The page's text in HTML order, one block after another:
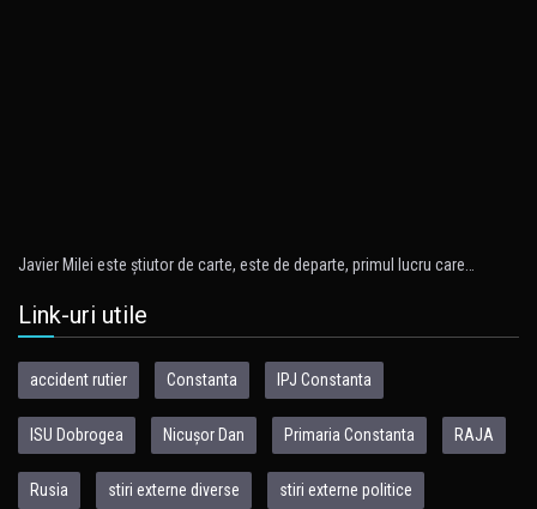
Javier Milei este ştiutor de carte, este de departe, primul lucru care…
Link-uri utile
accident rutier Constanta IPJ Constanta
ISU Dobrogea Nicușor Dan Primaria Constanta RAJA
Rusia stiri externe diverse stiri externe politice